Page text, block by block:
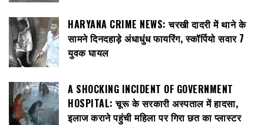
HARYANA CRIME NEWS: चरखी दादरी में थाने के
सामने दिनदहाड़े अंधाधुंध फायरिंग, स्कॉर्पियो सवार 7
युवक घायल
A SHOCKING INCIDENT OF GOVERNMENT
HOSPITAL: चूरू के सरकारी अस्पताल में हादसा,
इलाज कराने पहुंची महिला पर गिरा छत का प्लास्टर